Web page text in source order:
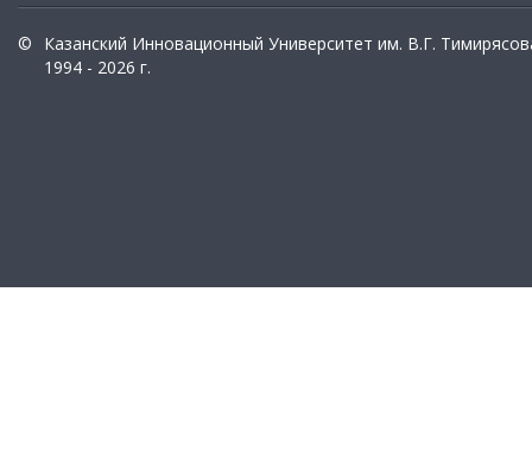
©
Казанский Инновационный Университет им. В.Г.
1994 - 2026 г.